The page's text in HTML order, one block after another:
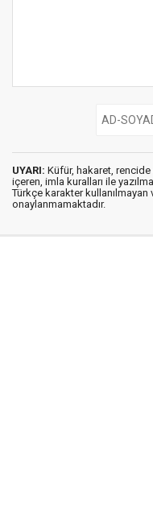
UYARI: Küfür, hakaret, rencide
içeren, imla kuralları ile
Türkçe karakter kullanılmayan
onaylanmamaktadır.